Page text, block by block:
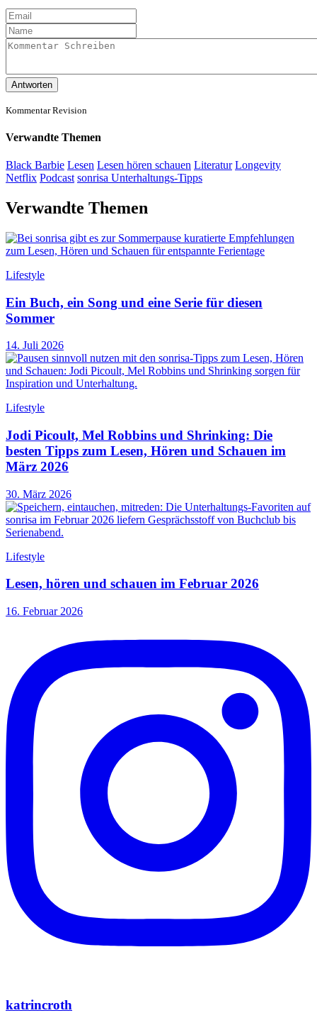
Antworten
Kommentar Revision
Verwandte Themen
Black Barbie Lesen Lesen hören schauen Literatur Longevity
Netflix Podcast sonrisa Unterhaltungs-Tipps
Verwandte Themen
Lifestyle
Ein Buch, ein Song und eine Serie für diesen
Sommer
14. Juli 2026
Lifestyle
Jodi Picoult, Mel Robbins und Shrinking: Die
besten Tipps zum Lesen, Hören und Schauen im
März 2026
30. März 2026
Lifestyle
Lesen, hören und schauen im Februar 2026
16. Februar 2026
katrincroth